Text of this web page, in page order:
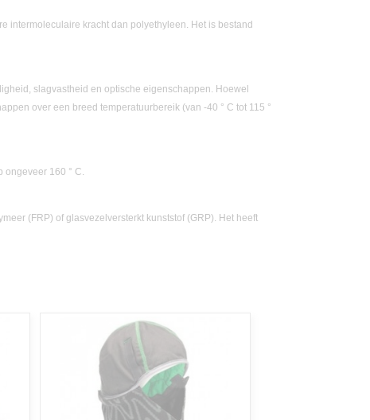
intermoleculaire kracht dan polyethyleen. Het is bestand
slagvastheid en optische eigenschappen. Hoewel
over een breed temperatuurbereik (van -40 ° C tot 115 °
ongeveer 160 ° C.
(FRP) of glasvezelversterkt kunststof (GRP). Het heeft